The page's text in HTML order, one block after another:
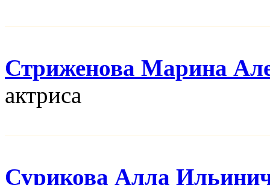
Стриженова Марина
актриса
Сурикова Алла